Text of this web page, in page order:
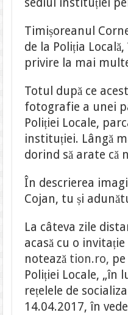
Timișoreanul
de la Poliția
privire la mai
Totul după ce
fotografie a unei
Poliției Locale,
instituției. Lângă
dorind să arate că
În descrierea
Cojan, tu și
La câteva zile
acasă cu o
notează tion.ro,
Poliției Locale,
rețelele de
14.04.2017, în